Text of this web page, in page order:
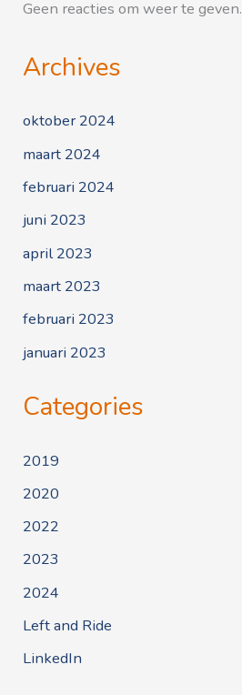
Geen reacties om weer te geven.
Archives
oktober 2024
maart 2024
februari 2024
juni 2023
april 2023
maart 2023
februari 2023
januari 2023
Categories
2019
2020
2022
2023
2024
Left and Ride
LinkedIn